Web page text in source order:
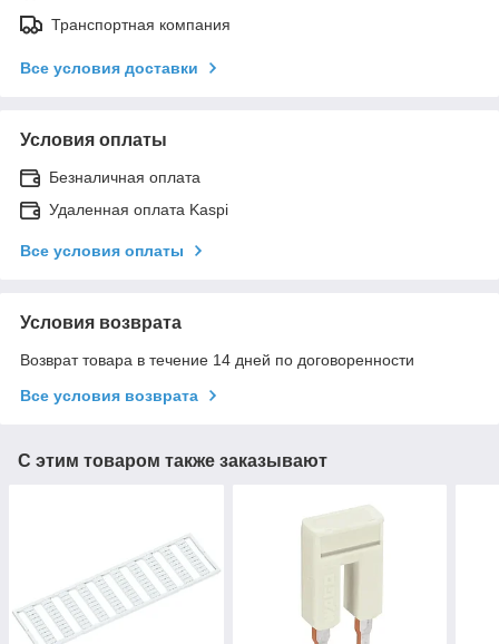
Транспортная компания
Все условия доставки
Условия оплаты
Безналичная оплата
Удаленная оплата Kaspi
Все условия оплаты
Условия возврата
Возврат товара в течение 14 дней по договоренности
Все условия возврата
С этим товаром также заказывают